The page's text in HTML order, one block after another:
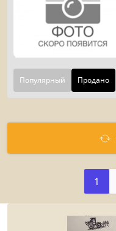
Популярный Продано
1